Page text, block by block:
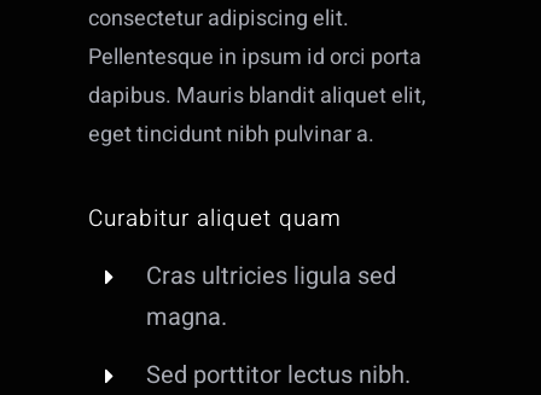
consectetur adipiscing elit.
Pellentesque in ipsum id orci porta
dapibus. Mauris blandit aliquet elit,
eget tincidunt nibh pulvinar a.
Curabitur aliquet quam
Cras ultricies ligula sed
magna.
Sed porttitor lectus nibh.